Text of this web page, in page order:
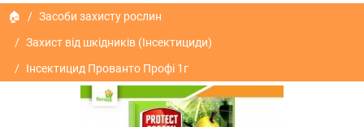
🏠
Засоби захисту рослин
Захист від шкідників (Інсектициди)
Інсектицид Прованто Профі 1г